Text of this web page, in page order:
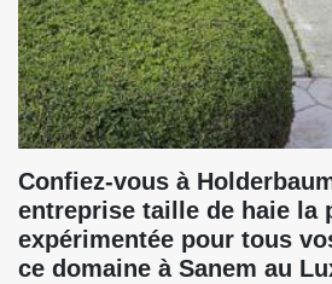
Confiez-vous à
entreprise taille de haie la
expérimentée pour tous
ce domaine à Sanem au